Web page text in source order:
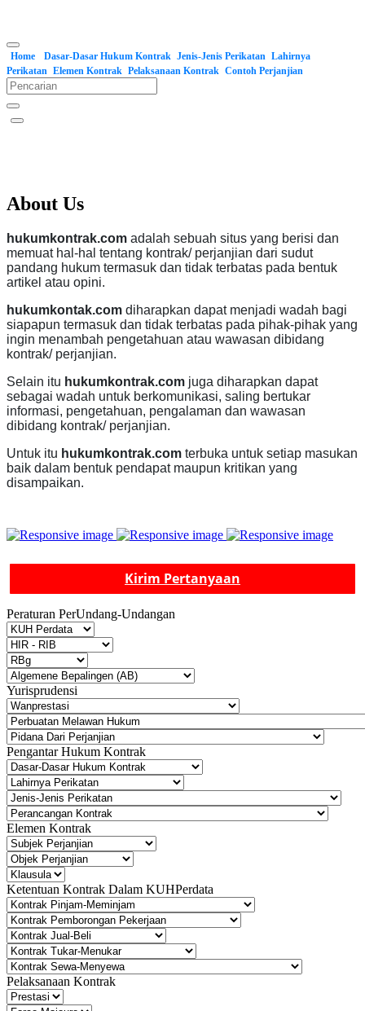
Home Dasar-Dasar Hukum Kontrak Jenis-Jenis Perikatan Lahirnya
Perikatan Elemen Kontrak Pelaksanaan Kontrak Contoh Perjanjian
About Us
hukumkontrak.com adalah sebuah situs yang berisi dan
memuat hal-hal tentang kontrak/ perjanjian dari sudut
pandang hukum termasuk dan tidak terbatas pada bentuk
artikel atau opini.
hukumkontak.com diharapkan dapat menjadi wadah bagi
siapapun termasuk dan tidak terbatas pada pihak-pihak yang
ingin menambah pengetahuan atau wawasan dibidang
kontrak/ perjanjian.
Selain itu hukumkontrak.com juga diharapkan dapat
sebagai wadah untuk berkomunikasi, saling bertukar
informasi, pengetahuan, pengalaman dan wawasan
dibidang kontrak/ perjanjian.
Untuk itu hukumkontrak.com terbuka untuk setiap masukan
baik dalam bentuk pendapat maupun kritikan yang
disampaikan.
Kirim Pertanyaan
Peraturan PerUndang-Undangan
Yurisprudensi
Pengantar Hukum Kontrak
Elemen Kontrak
Ketentuan Kontrak Dalam KUHPerdata
Pelaksanaan Kontrak